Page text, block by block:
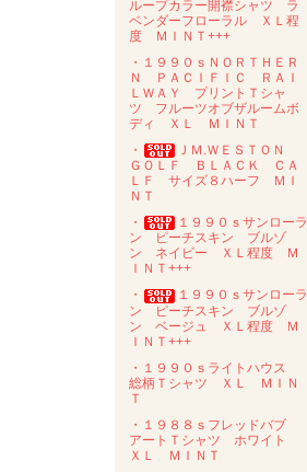
ループカラー開襟シャツ ラ
ベンダーフローラル ＸＬ程
度 ＭＩＮＴ+++
・１９９０ｓＮＯＲＴＨＥＲ
Ｎ ＰＡＣＩＦＩＣ ＲＡＩ
ＬＷＡＹ プリントＴシャ
ツ フルーツオブザルームボ
ディ ＸＬ ＭＩＮＴ
・
ＪＭ.ＷＥＳＴＯＮ
ＧＯＬＦ ＢＬＡＣＫ ＣＡ
ＬＦ サイズ８ハーフ ＭＩ
ＮＴ
・
１９９０ｓサンローラ
ン ピーチスキン ブルゾ
ン ネイビー ＸＬ程度 Ｍ
ＩＮＴ+++
・
１９９０ｓサンローラ
ン ピーチスキン ブルゾ
ン ベージュ ＸＬ程度 Ｍ
ＩＮＴ+++
・１９９０ｓライトハウス
総柄Ｔシャツ ＸＬ ＭＩＮ
Ｔ
・１９８８ｓフレッドバブ
アートＴシャツ ホワイト
ＸＬ ＭＩＮＴ